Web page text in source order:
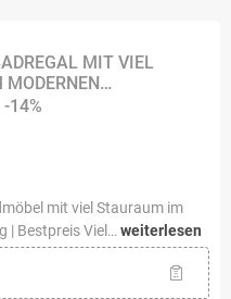
MIT VIEL
MODERNEN…
-14%
mit viel Stauraum im
| Bestpreis Viel… weiterlesen